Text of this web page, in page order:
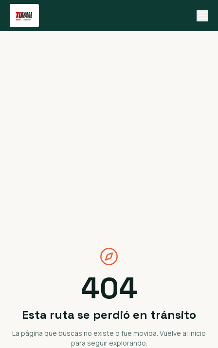
404
Esta ruta se perdió en tránsito
La página que buscas no existe o fue movida. Vuelve al inicio
para seguir explorando.